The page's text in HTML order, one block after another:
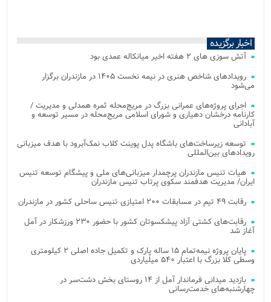
اخبار برگزیده
آتش‌ سوزی‌ های ۲ هفته اخیر میانکاله عمدی بود
رویدادهای شاخص هنری در نیمه نخست ۱۴۰۵ در مازندران برگزار
می‌شود
اجرای پروژه‌های عمرانی بزرگ در مریج‌محله ثمره همدلی و مدیریت /
کارنامه درخشان دهیاری و شورای اسلامی مریج‌محله در مسیر توسعه و
آبادانی
توسعه زیرساخت‌های باشگاه پدل پوینت کلاب نمک‌آبرود با هدف میزبانی
رویدادهای بین‌المللی
هیات تنیس مازندران پرچمدار میزبانی‌های ملی و پیشگام توسعه تنیس
ایران/ مدیریت هدفمند سکوی پرتاب تنیس مازندران
رقابت ۴۹ تیم در مسابقات ۲۰۰ امتیازی تنیس ساحلی کشور در مازندران
رقابت‌های کشتی آزاد پیشکسوتان کشور با حضور ۲۳۰ ورزشکار در آمل
آغاز شد
پایان پروژه نیمه‌تمام ۱۵ ساله پارک و تکمیل جاده اصلی ۲ کیلومتری
وسطی کلا بزرگ با اعتبار ۵۴۰ میلیاردی
بازدید میدانی فرماندار آمل از ۱۴ روستای بخش دشت‌سر در
چهارشنبه‌های خدمت‌رسانی